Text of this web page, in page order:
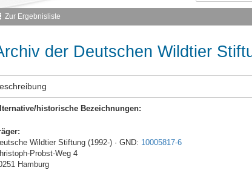
Zur Ergebnisliste
der Deutschen Wildtier
historische Bezeichnungen:
Wildtier Stiftung (1992-) · GND: 10005817-6
Probst-Weg 4
Hamburg